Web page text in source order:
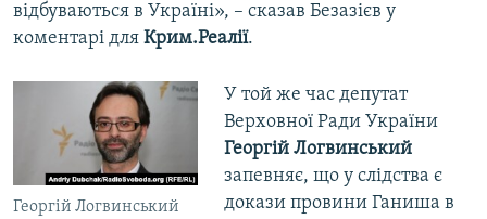
відбуваються в Україні», – сказав Безазієв у
коментарі для Крим.Реалії.
Георгій Логвинський
​У той же час депутат
Верховної Ради України
Георгій Логвинський
запевняє, що у слідства є
докази провини Ганиша в